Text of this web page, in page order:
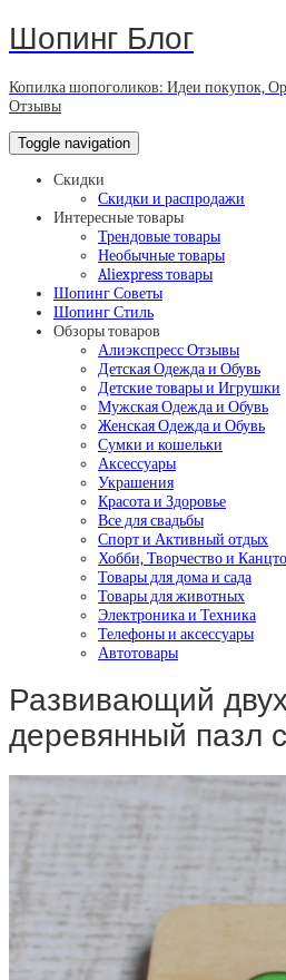
Шопинг Блог
Копилка шопоголиков: Идеи покупок,
Отзывы
Toggle navigation
Скидки
Скидки и распродажи
Интересные товары
Трендовые товары
Необычные товары
Aliexpress товары
Шопинг Советы
Шопинг Стиль
Обзоры товаров
Алиэкспресс Отзывы
Детская Одежда и Обувь
Детские товары и Игрушки
Мужская Одежда и Обувь
Женская Одежда и Обувь
Сумки и кошельки
Аксессуары
Украшения
Красота и Здоровье
Все для свадьбы
Спорт и Активный отдых
Хобби, Творчество и
Товары для дома и сада
Товары для животных
Электроника и Техника
Телефоны и аксессуары
Автотовары
Развивающий
деревянный пазл